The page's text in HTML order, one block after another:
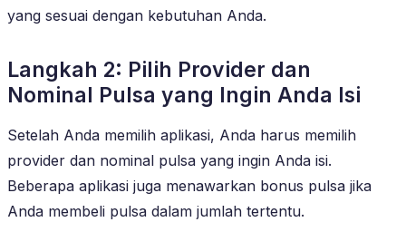
yang sesuai dengan kebutuhan Anda.
Langkah 2: Pilih Provider dan
Nominal Pulsa yang Ingin Anda Isi
Setelah Anda memilih aplikasi, Anda harus memilih
provider dan nominal pulsa yang ingin Anda isi.
Beberapa aplikasi juga menawarkan bonus pulsa jika
Anda membeli pulsa dalam jumlah tertentu.